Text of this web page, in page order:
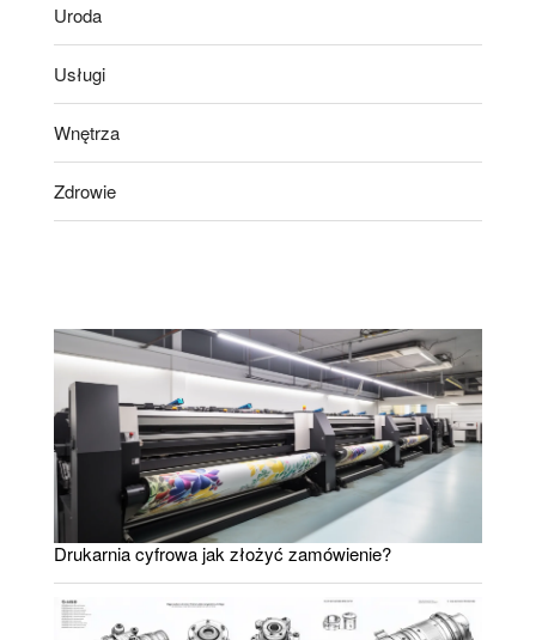
Uroda
Usługi
Wnętrza
Zdrowie
Drukarnia cyfrowa jak złożyć zamówienie?